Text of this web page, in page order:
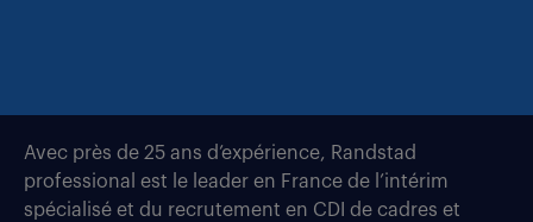
Avec près de 25 ans d’expérience, Randstad
professional est le leader en France de l’intérim
spécialisé et du recrutement en CDI de cadres et